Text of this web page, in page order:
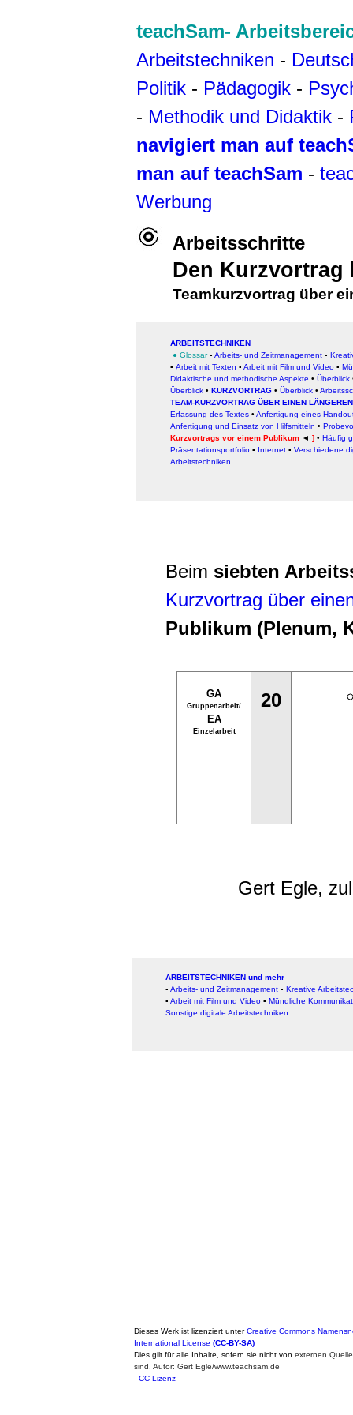
teachSam-
Arbeitstechniken -
Politik - Pädagogik -
- Methodik und Didaktik -
navigiert man auf
man auf teachSam -
Werbung
Arbeitsschritte
Den Kurzvortrag
Teamkurzvortrag über
ARBEITSTECHNIKEN
● Glossar▪ Arbeits- und Zeitmanagement ▪
▪ Arbeit mit Texten ▪ Arbeit mit Film und Video ▪
Didaktische und methodische Aspekte • Überblick
Überblick • KURZVORTRAG • Überblick •
TEAM-KURZVORTRAG ÜBER EINEN
Erfassung des Textes • Anfertigung eines
Anfertigung und Einsatz von Hilfsmitteln •
Kurzvortrags vor einem Publikum ◄ ] • Häufig
Präsentationsportfolio ▪ Internet ▪ Verschiedene
Arbeitstechniken
Beim siebten
Kurzvortrag über
Publikum (Plenum,
GA
Gruppenarbeit/
EA
Einzelarbeit
20
Gert Egle,
ARBEITSTECHNIKEN und mehr
▪ Arbeits- und Zeitmanagement ▪ Kreative
▪ Arbeit mit Film und Video ▪ Mündliche
Sonstige digitale Arbeitstechniken
Dieses Werk ist lizenziert unterCreative Commons
International License (CC-BY-SA)
Dies gilt für alle Inhalte, sofern sie nicht von externen
sind. Autor: Gert Egle/www.teachsam.de
- CC-Lizenz